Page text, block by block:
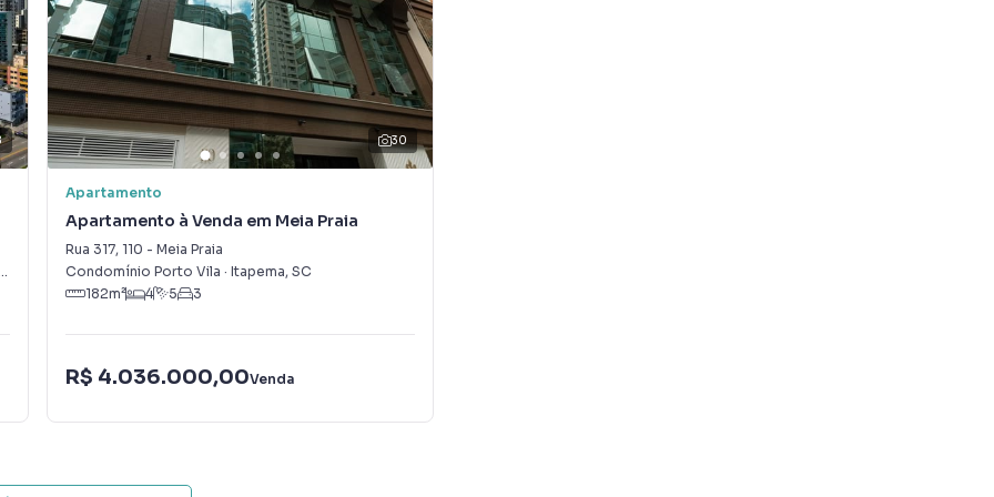
e o 28º andar que é a cobertura;
e calibrador;
,
30
Apartamento
Apartamento à Venda em Meia Praia
Rua 317, 110 - Meia Praia
Condomínio Porto Vila · Itapema, SC
182m² 4 5 3
R$ 4.036.000,00Venda